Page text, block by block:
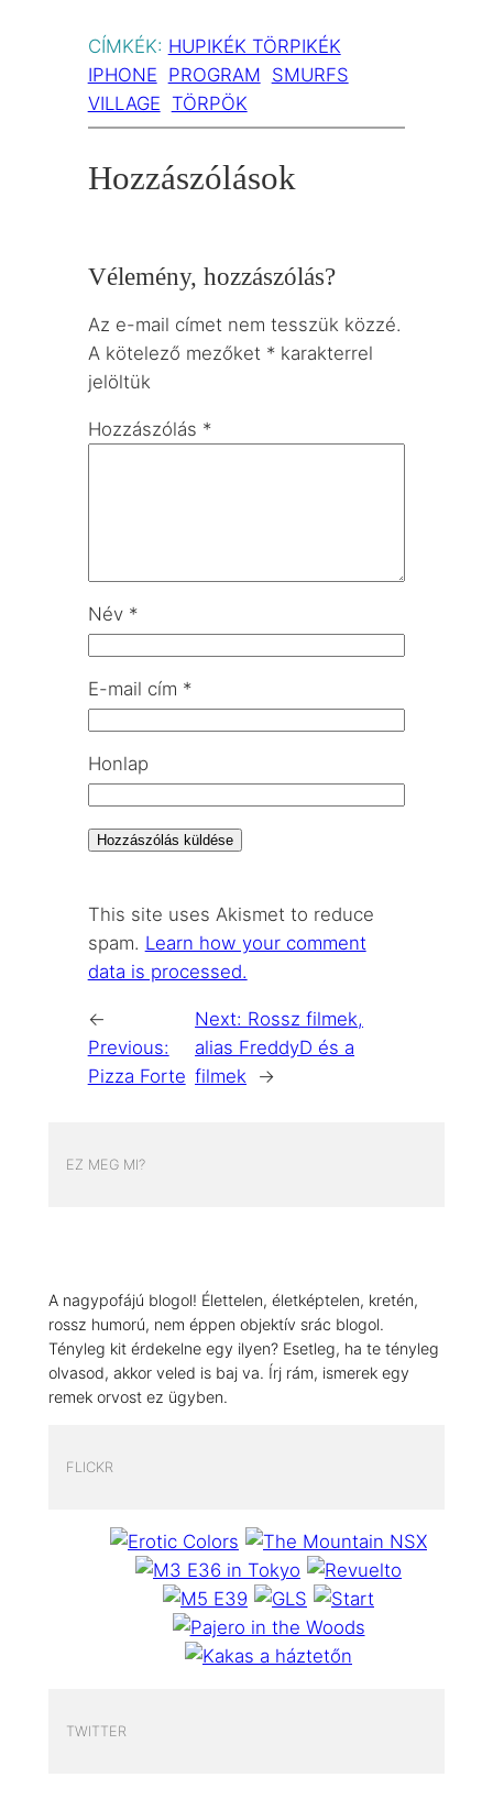
CÍMKÉK: HUPIKÉK TÖRPIKÉK
IPHONE PROGRAM SMURFS
VILLAGE TÖRPÖK
Hozzászólások
Vélemény, hozzászólás?
Az e-mail címet nem tesszük közzé.
A kötelező mezőket *karakterrel
jelöltük
Hozzászólás *
Név *
E-mail cím *
Honlap
This site uses Akismet to reduce
spam. Learn how your comment
data is processed.
←
Previous:
Pizza Forte
Next: Rossz filmek,
alias FreddyD és a
filmek
→
EZ MEG MI?
A nagypofájú blogol! Élettelen, életképtelen, kretén,
rossz humorú, nem éppen objektív srác blogol.
Tényleg kit érdekelne egy ilyen? Esetleg, ha te tényleg
olvasod, akkor veled is baj va. Írj rám, ismerek egy
remek orvost ez ügyben.
FLICKR
TWITTER